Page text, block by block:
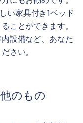
い家具付き1ベッド
ことができます。
設備など、あなた
さい。
のもの